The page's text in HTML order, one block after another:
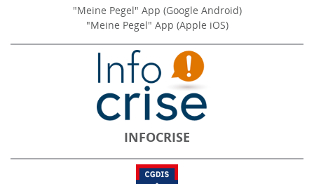
"Meine Pegel" App (Google Android)
"Meine Pegel" App (Apple iOS)
INFOCRISE